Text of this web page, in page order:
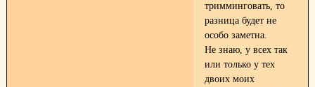
тримминговать, то
разница будет не
особо заметна.
Не знаю, у всех так
или только у тех
двоих моих